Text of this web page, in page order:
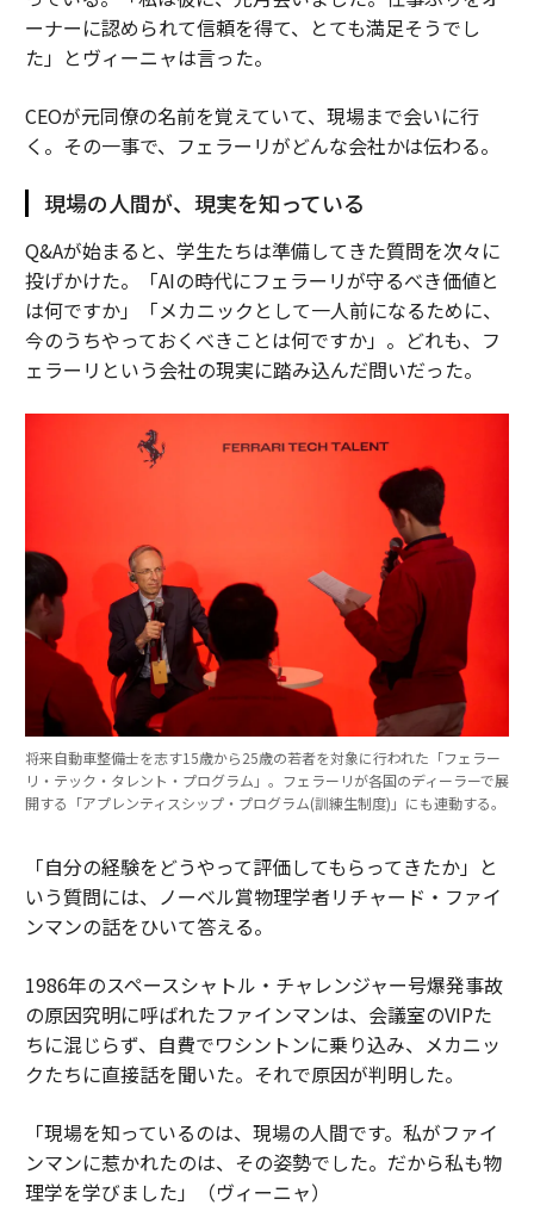
ーナーに認められて信頼を得て、とても満足そうでし
た」とヴィーニャは言った。
CEOが元同僚の名前を覚えていて、現場まで会いに行
く。その一事で、フェラーリがどんな会社かは伝わる。
現場の人間が、現実を知っている
Q&Aが始まると、学生たちは準備してきた質問を次々に
投げかけた。「AIの時代にフェラーリが守るべき価値と
は何ですか」「メカニックとして一人前になるために、
今のうちやっておくべきことは何ですか」。どれも、フ
ェラーリという会社の現実に踏み込んだ問いだった。
将来自動車整備士を志す15歳から25歳の若者を対象に行われた「フェラー
リ・テック・タレント・プログラム」。フェラーリが各国のディーラーで展
開する「アプレンティスシップ・プログラム(訓練生制度)」にも連動する。
「自分の経験をどうやって評価してもらってきたか」と
いう質問には、ノーベル賞物理学者リチャード・ファイ
ンマンの話をひいて答える。
1986年のスペースシャトル・チャレンジャー号爆発事故
の原因究明に呼ばれたファインマンは、会議室のVIPた
ちに混じらず、自費でワシントンに乗り込み、メカニッ
クたちに直接話を聞いた。それで原因が判明した。
「現場を知っているのは、現場の人間です。私がファイ
ンマンに惹かれたのは、その姿勢でした。だから私も物
理学を学びました」（ヴィーニャ）